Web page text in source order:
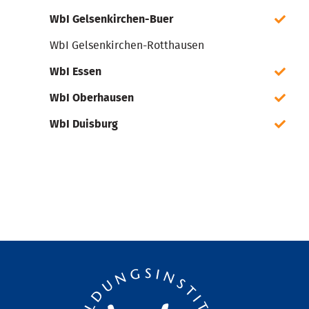
WbI Gelsenkirchen-Buer
WbI Gelsenkirchen-Rotthausen
WbI Essen
WbI Oberhausen
WbI Duisburg